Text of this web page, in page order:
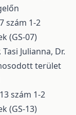
szám 1-2
(GS-07)
Julianna, Dr.
terület
szám 1-2
(GS-13)